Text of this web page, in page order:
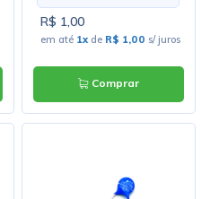
R$ 1,00
em até 1x de R$ 1,00 s/ juros
Comprar